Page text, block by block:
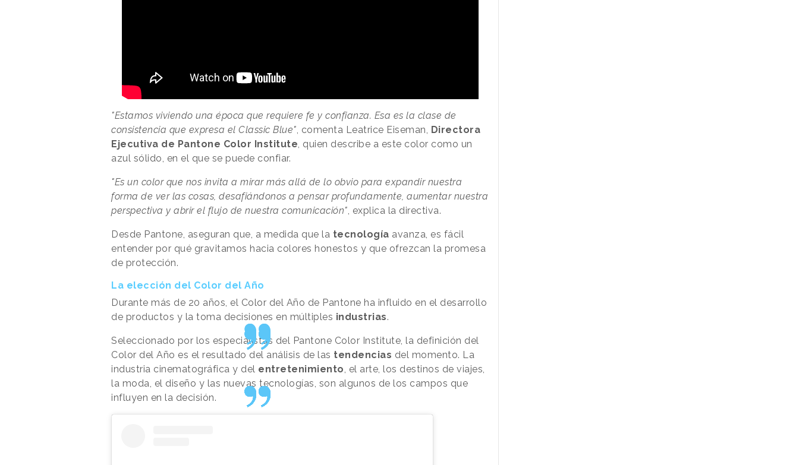
"Estamos viviendo una época que requiere fe y confianza. Esa es la clase de
consistencia que expresa el Classic Blue" , comenta Leatrice Eiseman, Directora
Ejecutiva de Pantone Color Institute , quien describe a este color como un
azul sólido, en el que se puede confiar.
"Es un color que nos invita a mirar más allá de lo obvio para expandir nuestra
forma de ver las cosas, desafiándonos a pensar profundamente, aumentar nuestra
perspectiva y abrir el flujo de nuestra comunicación" , explica la directiva.
Desde Pantone, aseguran que, a medida que la tecnología avanza, es fácil
entender por qué gravitamos hacia colores honestos y que ofrezcan la promesa
de protección.
La elección del Color del Año
Durante más de 20 años, el Color del Año de Pantone ha influido en el desarrollo
de productos y la toma decisiones en múltiples industrias.
Seleccionado por los especialistas del Pantone Color Institute, la definición del
Color del Año es el resultado del análisis de las tendencias del momento. La
industria cinematográfica y del entretenimiento , el arte, los destinos de viajes,
la moda, el diseño y las nuevas tecnologías, son algunos de los campos que
influyen en la decisión.